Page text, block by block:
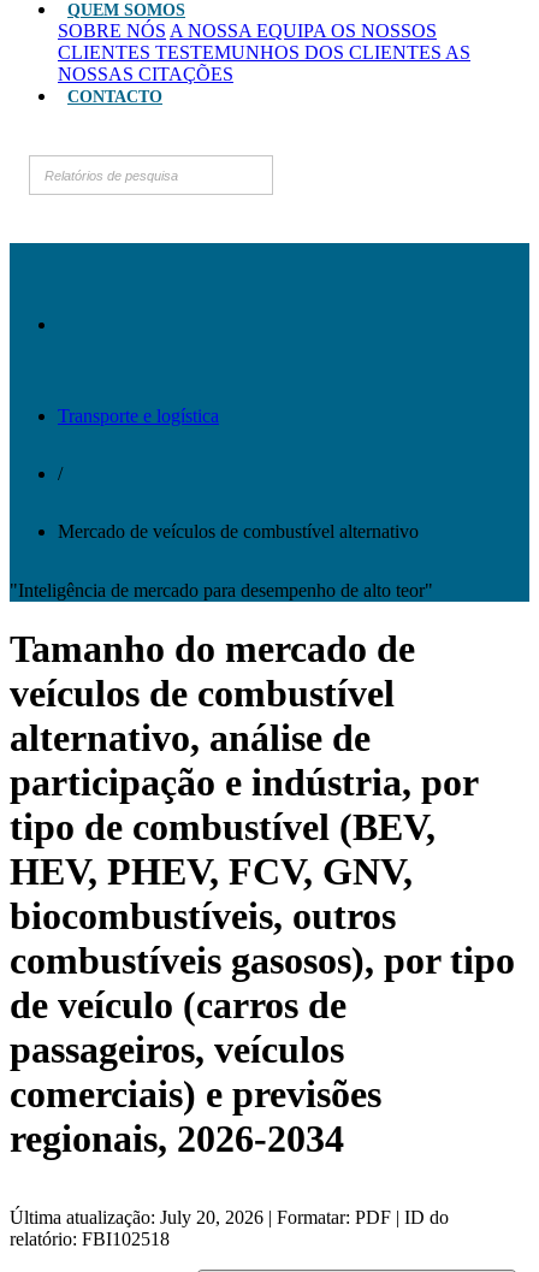
QUEM SOMOS
SOBRE NÓS A NOSSA EQUIPA OS NOSSOS
CLIENTES TESTEMUNHOS DOS CLIENTES AS
NOSSAS CITAÇÕES
CONTACTO
Transporte e logística
/
Mercado de veículos de combustível alternativo
"Inteligência de mercado para desempenho de alto teor"
Tamanho do mercado de
veículos de combustível
alternativo, análise de
participação e indústria, por
tipo de combustível (BEV,
HEV, PHEV, FCV, GNV,
biocombustíveis, outros
combustíveis gasosos), por tipo
de veículo (carros de
passageiros, veículos
comerciais) e previsões
regionais, 2026-2034
Última atualização: July 20, 2026 | Formatar: PDF | ID do
relatório: FBI102518